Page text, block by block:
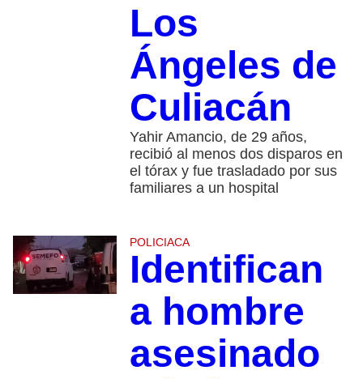
Los
Ángeles de
Culiacán
Yahir Amancio, de 29 años,
recibió al menos dos disparos en
el tórax y fue trasladado por sus
familiares a un hospital
POLICIACA
Identifican
a hombre
asesinado